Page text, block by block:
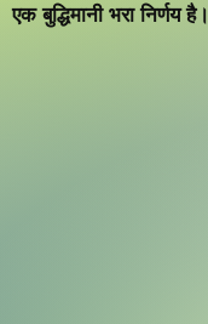
एक बुद्धिमानी भरा निर्णय है।